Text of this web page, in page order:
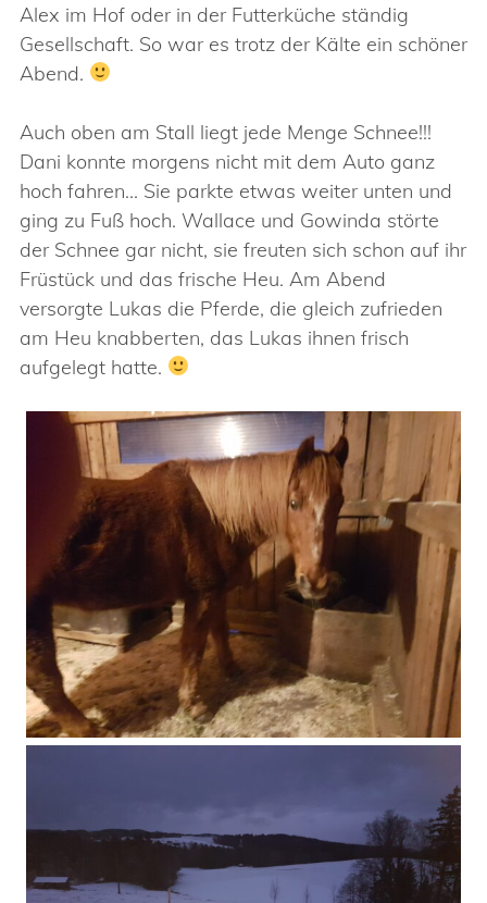
Alex im Hof oder in der Futterküche ständig
Gesellschaft. So war es trotz der Kälte ein schöner
Abend.
Auch oben am Stall liegt jede Menge Schnee!!!
Dani konnte morgens nicht mit dem Auto ganz
hoch fahren… Sie parkte etwas weiter unten und
ging zu Fuß hoch. Wallace und Gowinda störte
der Schnee gar nicht, sie freuten sich schon auf ihr
Früstück und das frische Heu. Am Abend
versorgte Lukas die Pferde, die gleich zufrieden
am Heu knabberten, das Lukas ihnen frisch
aufgelegt hatte.